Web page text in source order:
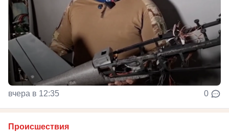
вчера в 12:35 0
Происшествия